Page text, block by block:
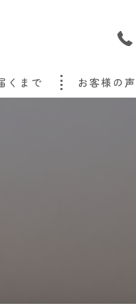
くまで お客様の声